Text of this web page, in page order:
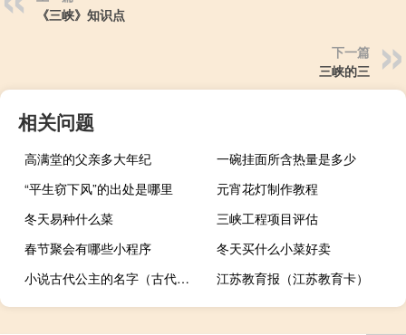
《三峡》知识点
下一篇
三峡的三
相关问题
高满堂的父亲多大年纪
一碗挂面所含热量是多少
“平生窃下风”的出处是哪里
元宵花灯制作教程
冬天易种什么菜
三峡工程项目评估
春节聚会有哪些小程序
冬天买什么小菜好卖
小说古代公主的名字（古代公主名字小说）
江苏教育报（江苏教育卡）